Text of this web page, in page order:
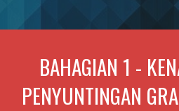
BAHAGIAN 1 -
PENYUNTINGAN